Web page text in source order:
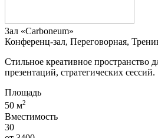
Зал «Carboneum»
Конференц-зал, Переговорная,
Стильное креативное пространство
презентаций, стратегических сессий.
Площадь
50 м2
Вместимость
30